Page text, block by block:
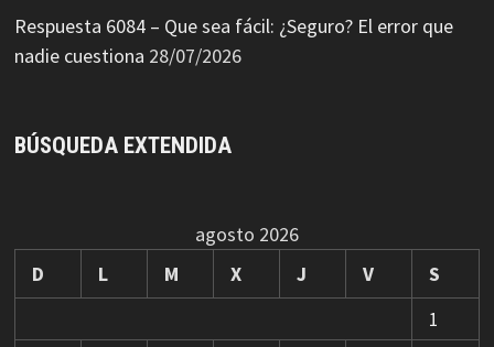
Respuesta 6084 – Que sea fácil: ¿Seguro? El error que
nadie cuestiona 28/07/2026
BÚSQUEDA EXTENDIDA
agosto 2026
D
L M X J V
S
1